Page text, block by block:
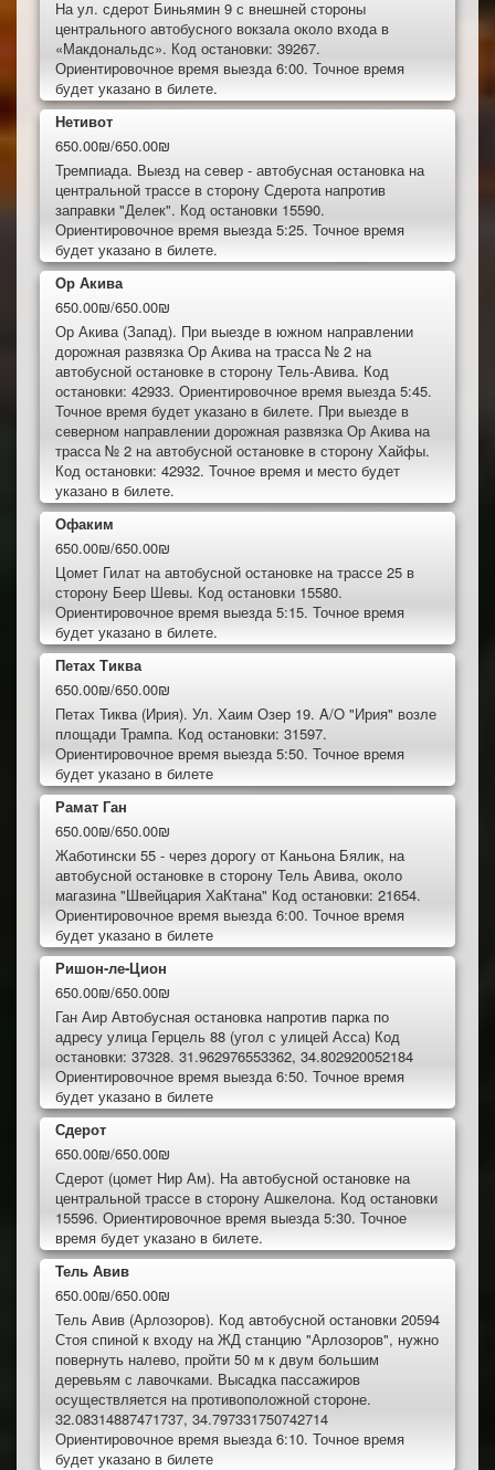
На ул. сдерот Биньямин 9 с внешней стороны
центрального автобусного вокзала около входа в
«Макдональдс». Код остановки: 39267.
Ориентировочное время выезда 6:00. Точное время
будет указано в билете.
Нетивот
650.00₪/650.00₪
Тремпиада. Выезд на север - автобусная остановка на
центральной трассе в сторону Сдерота напротив
заправки "Делек". Код остановки 15590.
Ориентировочное время выезда 5:25. Точное время
будет указано в билете.
Ор Акива
650.00₪/650.00₪
Ор Акива (Запад). При выезде в южном направлении
дорожная развязка Ор Акива на трасса № 2 на
автобусной остановке в сторону Тель-Авива. Код
остановки: 42933. Ориентировочное время выезда 5:45.
Точное время будет указано в билете. При выезде в
северном направлении дорожная развязка Ор Акива на
трасса № 2 на автобусной остановке в сторону Хайфы.
Код остановки: 42932. Точное время и место будет
указано в билете.
Офаким
650.00₪/650.00₪
Цомет Гилат на автобусной остановке на трассе 25 в
сторону Беер Шевы. Код остановки 15580.
Ориентировочное время выезда 5:15. Точное время
будет указано в билете.
Петах Тиква
650.00₪/650.00₪
Петах Тиква (Ирия). Ул. Хаим Озер 19. A/O "Ирия" возле
площади Трампа. Код остановки: 31597.
Ориентировочное время выезда 5:50. Точное время
будет указано в билете
Рамат Ган
650.00₪/650.00₪
Жаботински 55 - через дорогу от Каньона Бялик, на
автобусной остановке в сторону Тель Авива, около
магазина "Швейцария ХаКтана" Код остановки: 21654.
Ориентировочное время выезда 6:00. Точное время
будет указано в билете
Ришон-ле-Цион
650.00₪/650.00₪
Ган Аир Автобусная остановка напротив парка по
адресу улица Герцель 88 (угол с улицей Асса) Код
остановки: 37328. 31.962976553362, 34.802920052184
Ориентировочное время выезда 6:50. Точное время
будет указано в билете
Сдерот
650.00₪/650.00₪
Сдерот (цомет Нир Ам). На автобусной остановке на
центральной трассе в сторону Ашкелона. Код остановки
15596. Ориентировочное время выезда 5:30. Точное
время будет указано в билете.
Тель Авив
650.00₪/650.00₪
Тель Авив (Арлозоров). Код автобусной остановки 20594
Стоя спиной к входу на ЖД станцию "Арлозоров", нужно
повернуть налево, пройти 50 м к двум большим
деревьям с лавочками. Высадка пассажиров
осуществляется на противоположной стороне.
32.08314887471737, 34.797331750742714
Ориентировочное время выезда 6:10. Точное время
будет указано в билете